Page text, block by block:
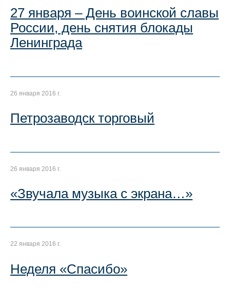
27 января – День воинской славы
России, день снятия блокады
Ленинграда
26 января 2016 г.
Петрозаводск торговый
26 января 2016 г.
«Звучала музыка с экрана…»
22 января 2016 г.
Неделя «Спасибо»